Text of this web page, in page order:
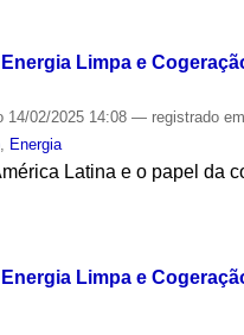
Limpa e
14/02/2025 14:08— registrado
Energia
Latina e o papel da
Limpa e